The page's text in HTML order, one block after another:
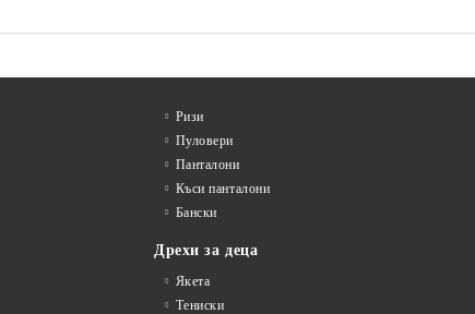
Ризи
Пуловери
Панталони
Къси панталони
Бански
Дрехи за деца
Якета
Тениски